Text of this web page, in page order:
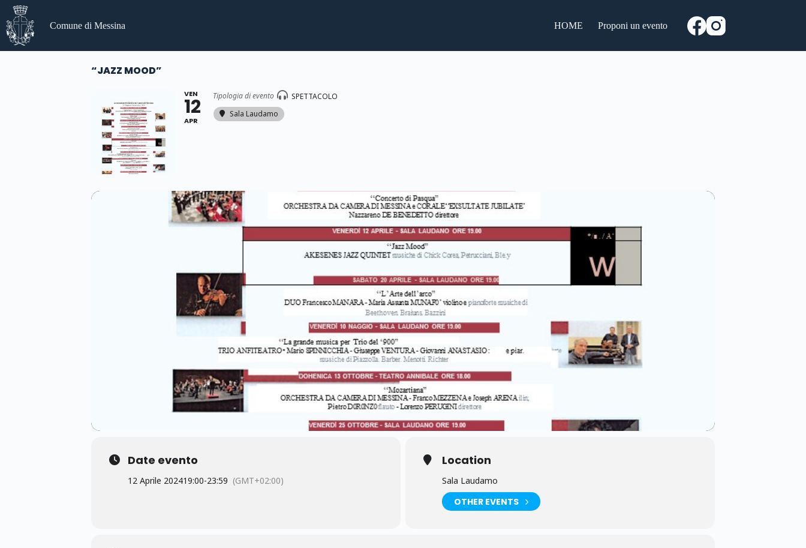
Salta
contenuto
Comune di Messina HOME Proponi un evento
“JAZZ MOOD”
VEN
12
APR
Tipologia di evento
SPETTACOLO
Sala Laudamo
Date evento
12 Aprile 202419:00-23:59 (GMT+02:00)
Location
Sala Laudamo
OTHER EVENTS